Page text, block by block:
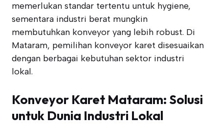
memerlukan standar tertentu untuk hygiene,
sementara industri berat mungkin
membutuhkan konveyor yang lebih robust. Di
Mataram, pemilihan konveyor karet disesuaikan
dengan berbagai kebutuhan sektor industri
lokal.
Konveyor Karet Mataram: Solusi
untuk Dunia Industri Lokal